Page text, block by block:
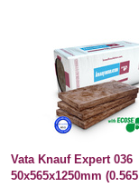
Vata Knauf Expert 036
50x565x1250mm (0.565